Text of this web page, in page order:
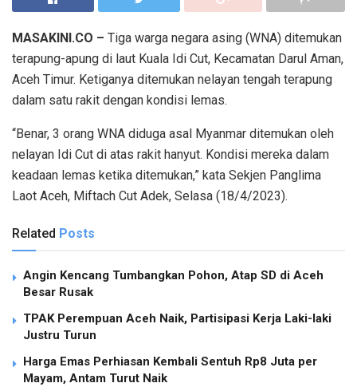
MASAKINI.CO – Tiga warga negara asing (WNA) ditemukan
terapung-apung di laut Kuala Idi Cut, Kecamatan Darul Aman,
Aceh Timur. Ketiganya ditemukan nelayan tengah terapung
dalam satu rakit dengan kondisi lemas.
“Benar, 3 orang WNA diduga asal Myanmar ditemukan oleh
nelayan Idi Cut di atas rakit hanyut. Kondisi mereka dalam
keadaan lemas ketika ditemukan,” kata Sekjen Panglima
Laot Aceh, Miftach Cut Adek, Selasa (18/4/2023).
Related Posts
Angin Kencang Tumbangkan Pohon, Atap SD di Aceh
Besar Rusak
TPAK Perempuan Aceh Naik, Partisipasi Kerja Laki-laki
Justru Turun
Harga Emas Perhiasan Kembali Sentuh Rp8 Juta per
Mayam, Antam Turut Naik